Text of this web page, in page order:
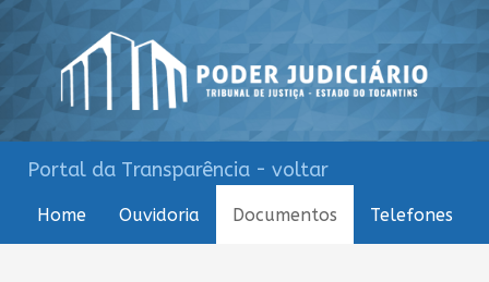
Portal da Transparência - voltar
Home Ouvidoria Documentos Telefones